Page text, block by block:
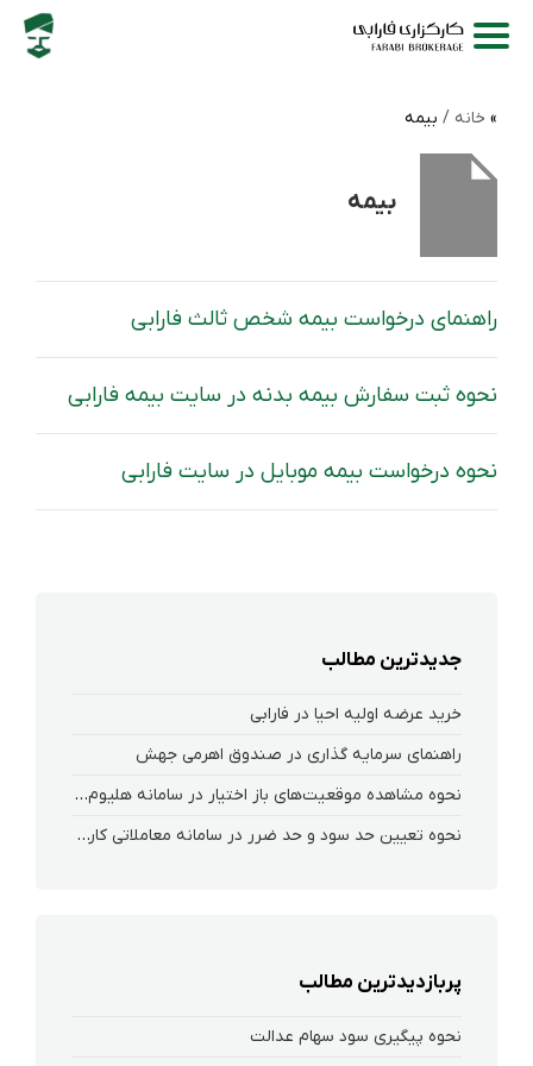
خانه / بیمه
بیمه
راهنمای درخواست بیمه شخص ثالث فارابی
نحوه ثبت سفارش بیمه بدنه در سایت بیمه فارابی
نحوه درخواست بیمه موبایل در سایت فارابی
جدیدترین مطالب
خرید عرضه اولیه احیا در فارابی
راهنمای سرمایه گذاری در صندوق اهرمی جهش
نحوه‌ مشاهده‌ موقعیت‌های باز اختیار در سامانه هلیوم و نکست
نحوه تعیین حد سود و حد ضرر در سامانه معاملاتی کارگزاری فارابی
پربازدیدترین مطالب
نحوه پیگیری سود سهام عدالت